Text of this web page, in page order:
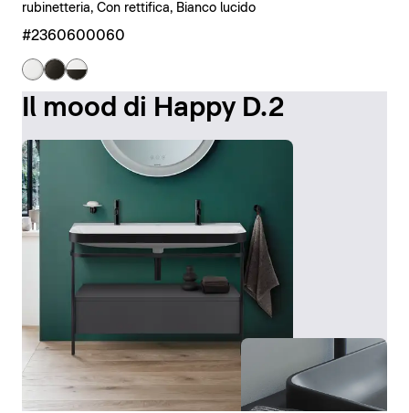
rubinetteria, Con rettifica, Bianco lucido
#2360600060
Il mood di Happy D.2